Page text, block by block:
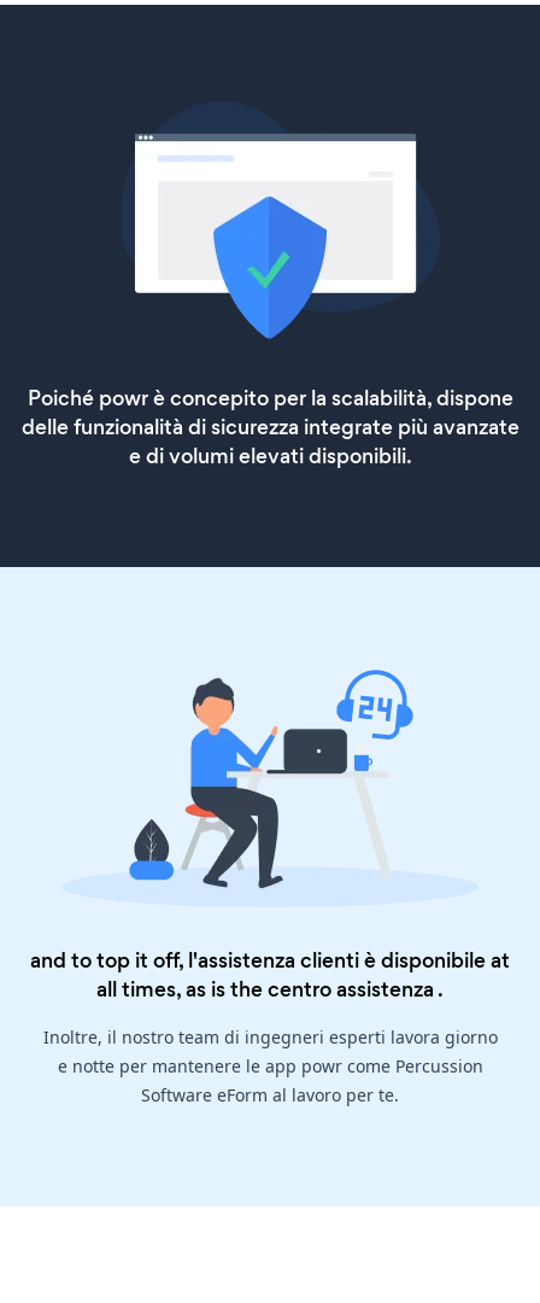
Poiché powr è concepito per la scalabilità, dispone
delle funzionalità di sicurezza integrate più avanzate
e di volumi elevati disponibili.
and to top it off, l'assistenza clienti è disponibile at
all times, as is thecentro assistenza .
Inoltre, il nostro team di ingegneri esperti lavora giorno
e notte per mantenere le app powr come Percussion
Software eForm al lavoro per te.